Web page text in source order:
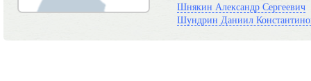
Шнякин Александр Сергеевич
Шундрин Даниил